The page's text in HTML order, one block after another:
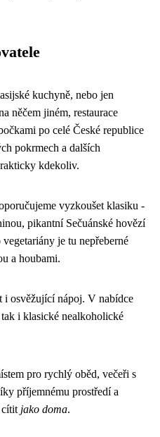
kuchyně, nebo jen
něčem jiném, restaurace
po celé České republice
pokrmech a dalších
kdekoliv.
vyzkoušet klasiku -
pikantní Sečuánské hovězí
je tu nepřeberné
a houbami.
i osvěžující nápoj. V nabídce
i klasické nealkoholické
pro rychlý oběd, večeři s
příjemnému prostředí a
cítit jako doma.